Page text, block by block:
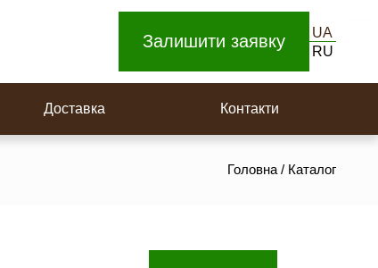
Залишити заявку
UA
RU
Доставка Контакти
Головна / Каталог